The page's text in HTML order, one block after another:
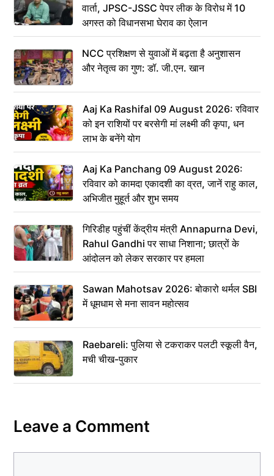
वार्ता, JPSC-JSSC पेपर लीक के विरोध में 10
अगस्त को विधानसभा घेराव का ऐलान
NCC प्रशिक्षण से युवाओं में बढ़ता है अनुशासन
और नेतृत्व का गुण: डॉ. जी.एन. खान
Aaj Ka Rashifal 09 August 2026: रविवार
को इन राशियों पर बरसेगी मां लक्ष्मी की कृपा, धन
लाभ के बनेंगे योग
Aaj Ka Panchang 09 August 2026:
रविवार को कामदा एकादशी का व्रत, जानें राहु काल,
अभिजीत मुहूर्त और शुभ समय
गिरिडीह पहुंचीं केंद्रीय मंत्री Annapurna Devi,
Rahul Gandhi पर साधा निशाना; छात्रों के
आंदोलन को लेकर सरकार पर हमला
Sawan Mahotsav 2026: बोकारो थर्मल SBI
में धूमधाम से मना सावन महोत्सव
Raebareli: पुलिया से टकराकर पलटी स्कूली वैन,
मची चीख-पुकार
Leave a Comment